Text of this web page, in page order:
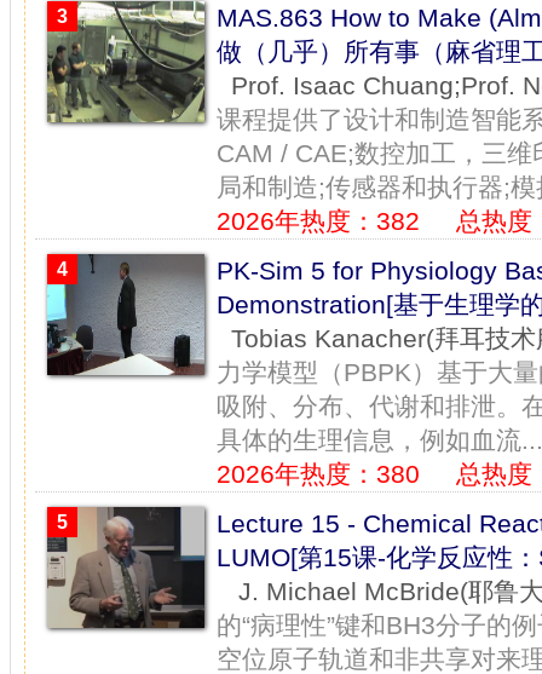
3
MAS.863 How to Make
做（几乎）所有事（麻省理
Prof. Isaac Chuang;Prof.
课程提供了设计和制造智能
CAM / CAE;数控加工，三
局和制造;传感器和执行器;
2026年热度：382
总热度
4
PK-Sim 5 for Physiology
Demonstration[基于生理学
Tobias Kanacher(拜耳技
力学模型（PBPK）基于大
吸附、分布、代谢和排泄。
具体的生理信息，例如血流...
2026年热度：380
总热度
5
Lecture 15 - Chemical
LUMO[第15课-化学反应性
J. Michael McBride(耶鲁
的“病理性”键和BH3分子的
空位原子轨道和非共享对来